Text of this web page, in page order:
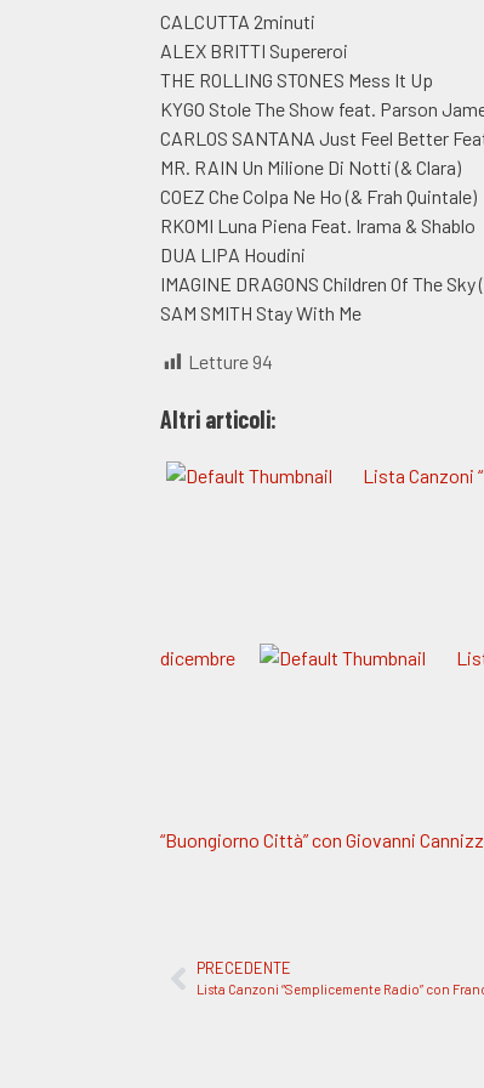
CALCUTTA 2minuti
ALEX BRITTI Supereroi
THE ROLLING STONES Mess It Up
KYGO Stole The Show feat. Parson
CARLOS SANTANA Just Feel Better
MR. RAIN Un Milione Di Notti (& Clara)
COEZ Che Colpa Ne Ho (& Frah Quintale)
RKOMI Luna Piena Feat. Irama & Shablo
DUA LIPA Houdini
IMAGINE DRAGONS Children Of The
SAM SMITH Stay With Me
Letture 94
Altri articoli:
Lista Canzoni
dicembre
“Buongiorno Città” con Giovanni
PRECEDENTE
Lista Canzoni “Semplicemente Radio” con